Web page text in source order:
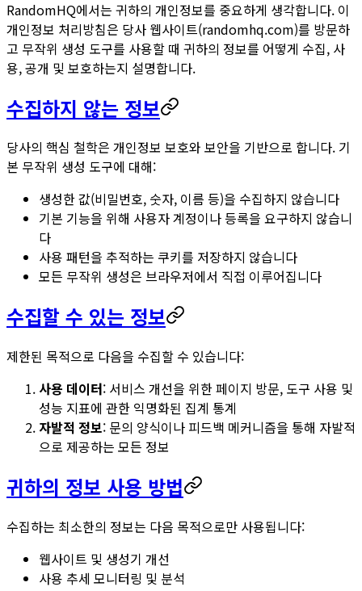
RandomHQ에서는 귀하의 개인정보를 중요하게 생각합니다. 이
개인정보 처리방침은 당사 웹사이트(randomhq.com)를 방문하
고 무작위 생성 도구를 사용할 때 귀하의 정보를 어떻게 수집, 사
용, 공개 및 보호하는지 설명합니다.
수집하지 않는 정보
당사의 핵심 철학은 개인정보 보호와 보안을 기반으로 합니다. 기
본 무작위 생성 도구에 대해:
생성한 값(비밀번호, 숫자, 이름 등)을 수집하지 않습니다
기본 기능을 위해 사용자 계정이나 등록을 요구하지 않습니
다
사용 패턴을 추적하는 쿠키를 저장하지 않습니다
모든 무작위 생성은 브라우저에서 직접 이루어집니다
수집할 수 있는 정보
제한된 목적으로 다음을 수집할 수 있습니다:
사용 데이터: 서비스 개선을 위한 페이지 방문, 도구 사용 및
성능 지표에 관한 익명화된 집계 통계
자발적 정보: 문의 양식이나 피드백 메커니즘을 통해 자발적
으로 제공하는 모든 정보
귀하의 정보 사용 방법
수집하는 최소한의 정보는 다음 목적으로만 사용됩니다:
웹사이트 및 생성기 개선
사용 추세 모니터링 및 분석